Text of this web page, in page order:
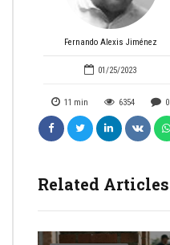
Fernando Alexis Jiménez
01/25/2023
11 min 6354 0
Related Articles